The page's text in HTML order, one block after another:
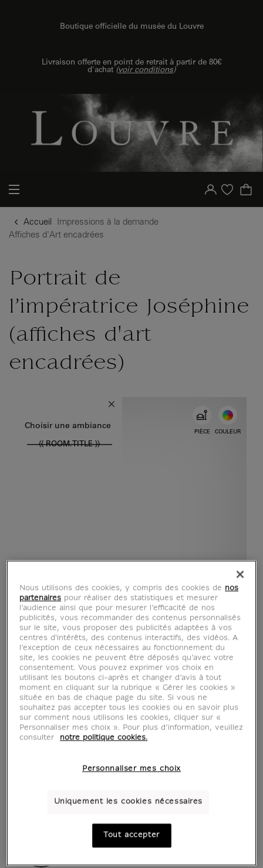
Boutique officielle du musée du Louvre
Livraison offerte en point de retrait à partir de 80€
d'achat (voir conditions)
Votre compte
Liste d'achat
Accueil
Impressions à la demande
Affiches d'Art encadrées
Portrait de
l’impératrice Joséphine
(affiches d'art
encadrées)
COULEUR
Choisir la couleur
PIÈCE
Choisir une ambiance
{{ ROOM.TITLE }}
{{ new Intl.NumberFormat('fr').format(dimensions.legend.h) }} {{ dimensions.legend.unit }}
voir en situation zoom produit
AFFICHES D'ART
Nous utilisons des cookies, y compris des cookies de nos
partenaires pour réaliser des statistiques et mesurer
l’audience ainsi que pour mesurer l’efficacité de nos
publicités, vous recommander des contenus personnalisés
sur le site, vous proposer des publicités adaptées à vos
centres d'intérêts, des contenus interactifs, des vidéos. A
l’exception de ceux nécessaires au fonctionnement du
site, les cookies ne peuvent être déposés qu’avec votre
consentement. Vous pouvez exprimer vos choix en
utilisant les boutons ci-après et changer d’avis à tout
moment en cliquant sur la rubrique « Gérer les cookies »
située en bas de chaque page du site. Si vous ne
souhaitez pas accepter tous les cookies ou en savoir plus
sur comment nous utilisons les cookies, cliquer sur «
Personnaliser mes choix ». Pour plus d’information, veuillez
consulter
notre politique cookies.
Personnaliser mes choix
Uniquement les cookies nécessaires
Tout accepter